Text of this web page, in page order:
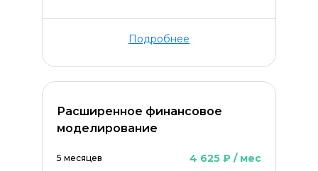
Подробнее
Расширенное финансовое
моделирование
5 месяцев 4 625 ₽ / мес